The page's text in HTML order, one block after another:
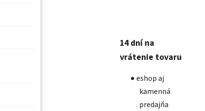
14 dní na
vrátenie tovaru
eshop aj
kamenná
predajňa